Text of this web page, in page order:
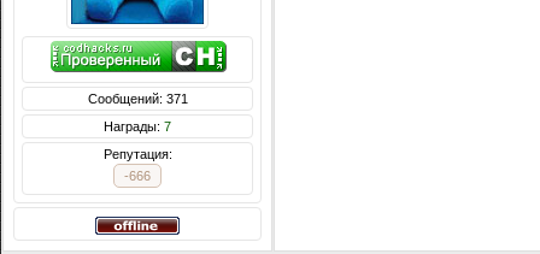
Сообщений: 371
Награды: 7
Репутация:
-666